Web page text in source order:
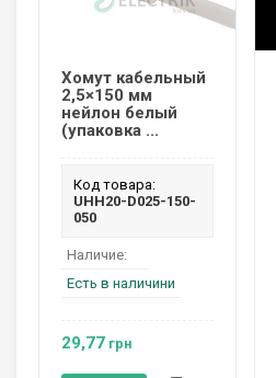
Хомут кабельный
2,5×150 мм
нейлон белый
(упаковка ...
Код товара:
UHH20-D025-150-
050
Наличие:
Есть в наличини
29,77 грн